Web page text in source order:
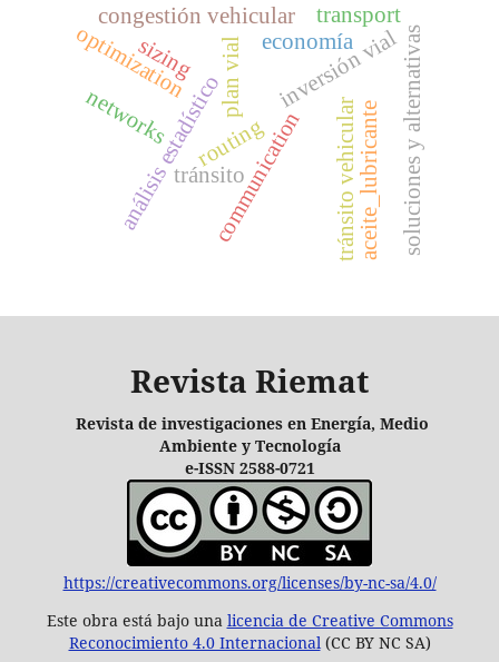
inversión vial
análisis estadístico
economía
plan vial
tránsito tránsito vehicular soluciones y alternativas
communication
networks
optimization
routing
sizing
transport
aceite_lubricante
congestión vehicular
Revista Riemat
Revista de investigaciones en Energía, Medio
Ambiente y Tecnología
e-ISSN 2588-0721
https://creativecommons.org/licenses/by-nc-sa/4.0/
Este obra está bajo una licencia de Creative Commons
Reconocimiento 4.0 Internacional(CC BY NC SA)